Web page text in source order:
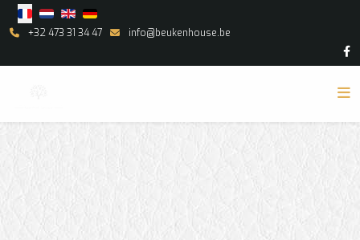
Select your language
+32 473 31 34 47 info@beukenhouse.be